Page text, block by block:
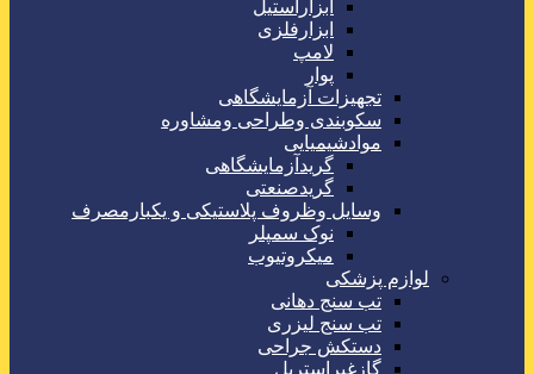
ابزاراستیل
ابزارفلزی
لامپ
پوار
تجهیزات آزمایشگاهی
سکوبندی وطراحی ومشاوره
موادشیمیایی
گریدآزمایشگاهی
گریدصنعتی
وسایل وظروف پلاستیکی و یکبارمصرف
نوک سمپلر
میکروتیوب
لوازم پزشکی
تب سنج دهانی
تب سنج لیزری
دستکش جراحی
گازغیراستریل